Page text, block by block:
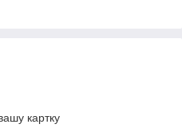
картку